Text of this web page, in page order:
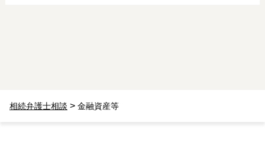
相続弁護士相談 > 金融資産等